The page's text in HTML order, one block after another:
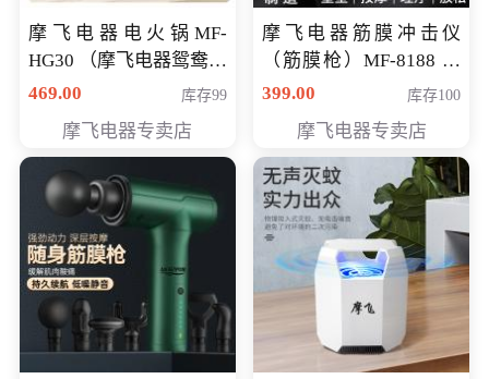
摩飞电器电火锅MF-
HG30 （摩飞电器鸳鸯锅
MF-HG30 ） 会员专享价
469.00 库存99
摩飞电器专卖店
摩飞电器筋膜冲击仪
（筋膜枪）MF-8188 会
员专享价268元
399.00 库存100
摩飞电器专卖店